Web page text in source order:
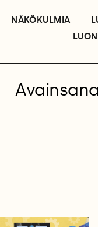
NÄKÖKULMIA